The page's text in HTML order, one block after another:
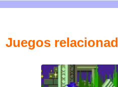
Juegos